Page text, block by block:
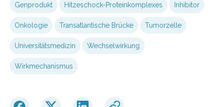
Genprodukt Hitzeschock-Proteinkomplexes Inhibitor
Onkologie Transatlantische Brücke Tumorzelle
Universitätsmedizin Wechselwirkung
Wirkmechanismus